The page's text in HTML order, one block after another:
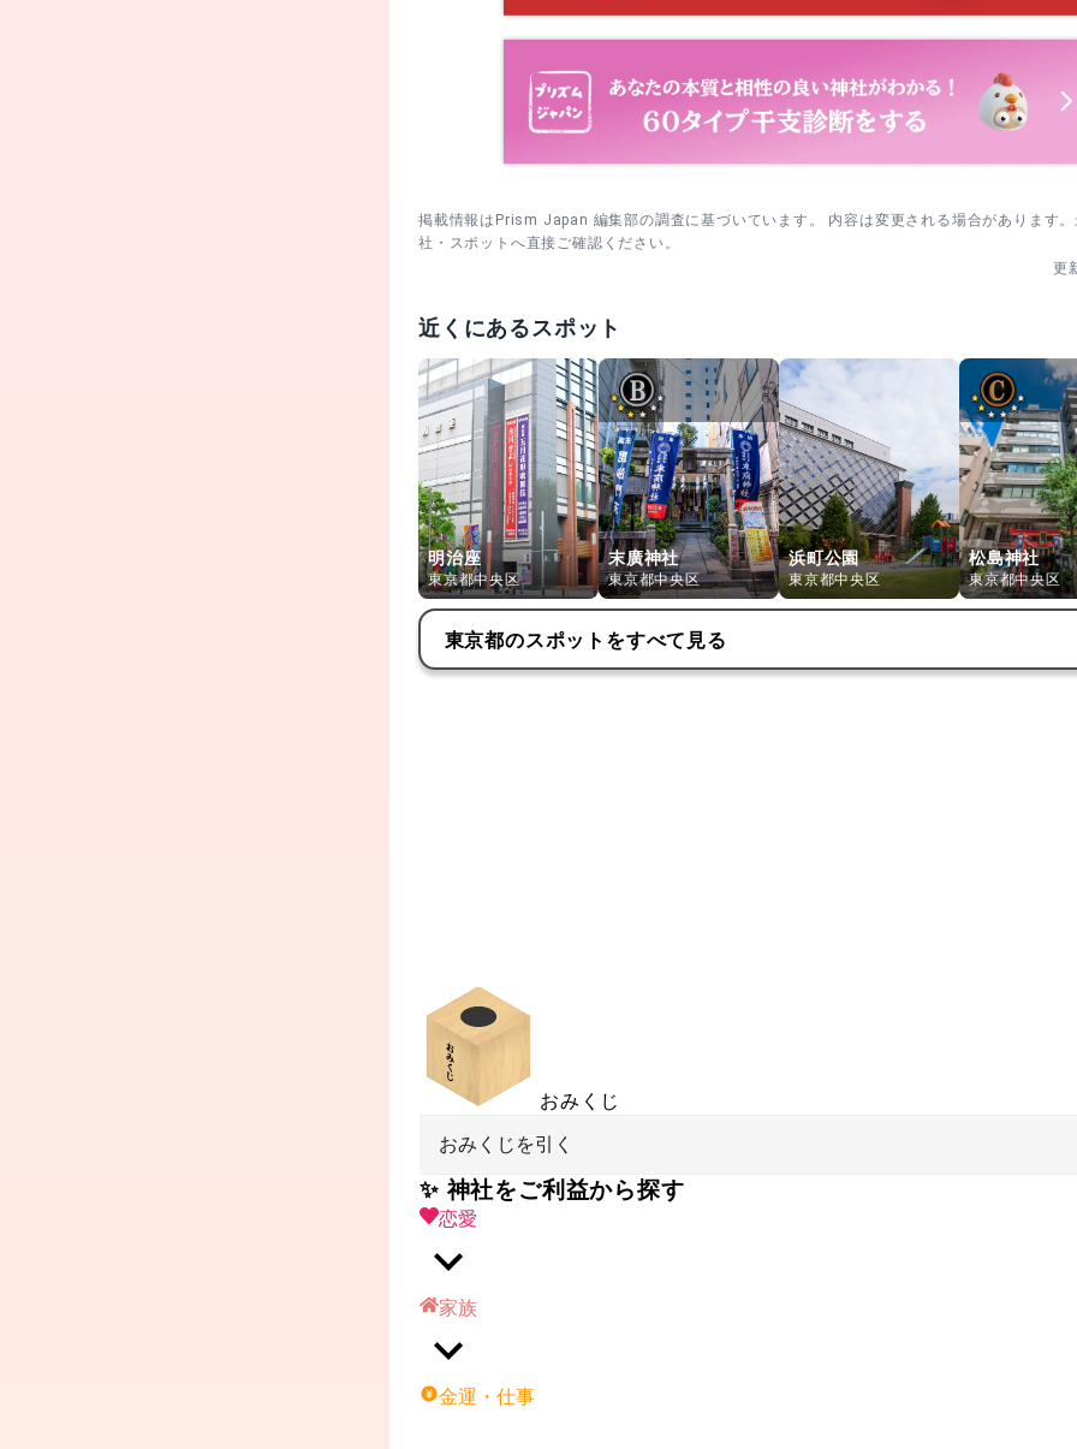
掲載情報はPrism Japan 編集部の調査に基づいています。 内容は変更される場合があります
社・スポットへ直接ご確認ください。
更
近くにあるスポット
明治座
東京都中央区
末廣神社
東京都中央区
浜町公園
東京都中央区
松島神社
東京都中央区
東京都のスポットをすべて見る
おみくじ
おみくじを引く
✨ 神社をご利益から探す
恋愛
家族
金運・仕事